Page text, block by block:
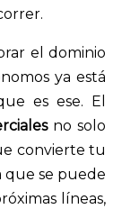
el dominio
ya está
es ese. El
no solo
convierte tu
que se puede
líneas,